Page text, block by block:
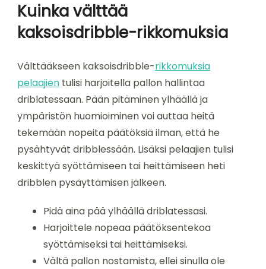
Kuinka välttää
kaksoisdribble-rikkomuksia
Välttääkseen kaksoisdribble-rikkomuksia
pelaajien tulisi harjoitella pallon hallintaa
driblatessaan. Pään pitäminen ylhäällä ja
ympäristön huomioiminen voi auttaa heitä
tekemään nopeita päätöksiä ilman, että he
pysähtyvät dribblessään. Lisäksi pelaajien tulisi
keskittyä syöttämiseen tai heittämiseen heti
dribblen pysäyttämisen jälkeen.
Pidä aina pää ylhäällä driblatessasi.
Harjoittele nopeaa päätöksentekoa
syöttämiseksi tai heittämiseksi.
Vältä pallon nostamista, ellei sinulla ole